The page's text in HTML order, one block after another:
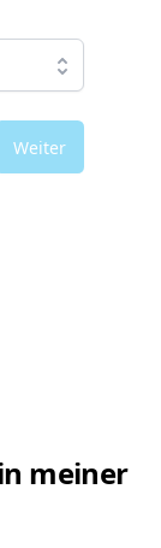
Weiter
meiner